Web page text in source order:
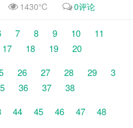
1430℃ 0评论
7 8 9 10
11
17 18 19
20
26 27 28 29
3
36 37
38
44 45 46 47
48